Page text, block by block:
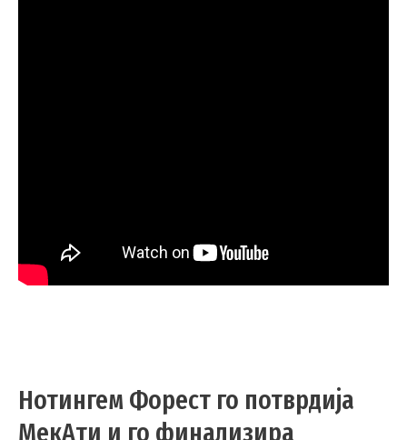
Нотингем Форест го потврдија
МекАти и го финализира